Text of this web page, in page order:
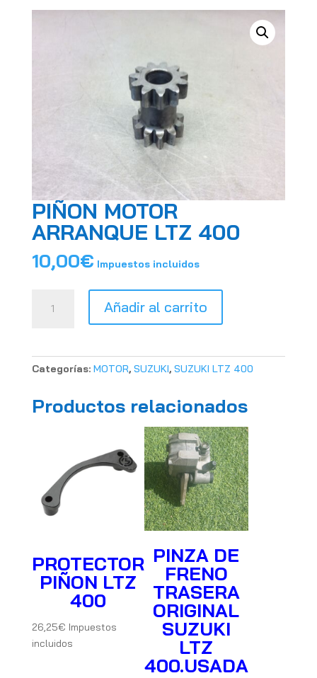
PIÑON MOTOR
ARRANQUE LTZ 400
10,00€ Impuestos incluidos
MOTOR
cantidad
Añadir al carrito
Categorías: MOTOR, SUZUKI, SUZUKI LTZ 400
Productos relacionados
PROTECTOR
PIÑON LTZ
400
26,25€ Impuestos
incluidos
PINZA DE
FRENO
TRASERA
ORIGINAL
SUZUKI
LTZ
400.USADA